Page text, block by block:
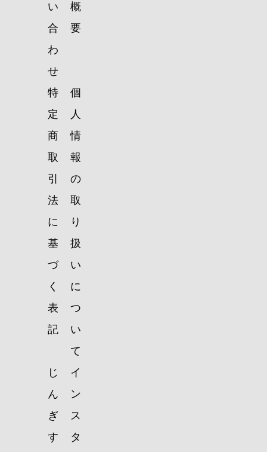
い
合
わ
せ
概
要
特
定
商
取
引
法
に
基
づ
く
表
記
個
人
情
報
の
取
り
扱
い
に
つ
い
て
じ
ん
ぎ
す
イ
ン
ス
タ